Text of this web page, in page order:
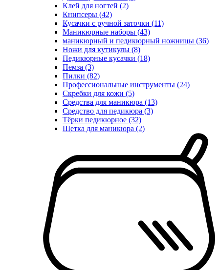
Клей для ногтей (2)
Книпсеры (42)
Кусачки с ручной заточки (11)
Маникюрные наборы (43)
маникюрный и педикюрный ножницы (36)
Ножи для кутикулы (8)
Педикюрные кусачки (18)
Пемза (3)
Пилки (82)
Профессиональные инструменты (24)
Скребки для кожи (5)
Средства для маникюра (13)
Средство для педикюра (3)
Тёрки педикюрное (32)
Щетка для маникюра (2)